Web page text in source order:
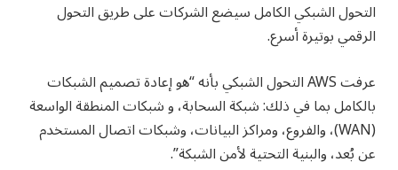
التحول الشبكي الكامل سيضع الشركات على طريق التحول
الرقمي بوتيرة أسرع.
عرفت AWS التحول الشبكي بأنه “هو إعادة تصميم الشبكات
بالكامل بما في ذلك: شبكة السحابة، و شبكات المنطقة الواسعة
(WAN)، والفروع، ومراكز البيانات، وشبكات اتصال المستخدم
عن بُعد، والبنية التحتية لأمن الشبكة”.